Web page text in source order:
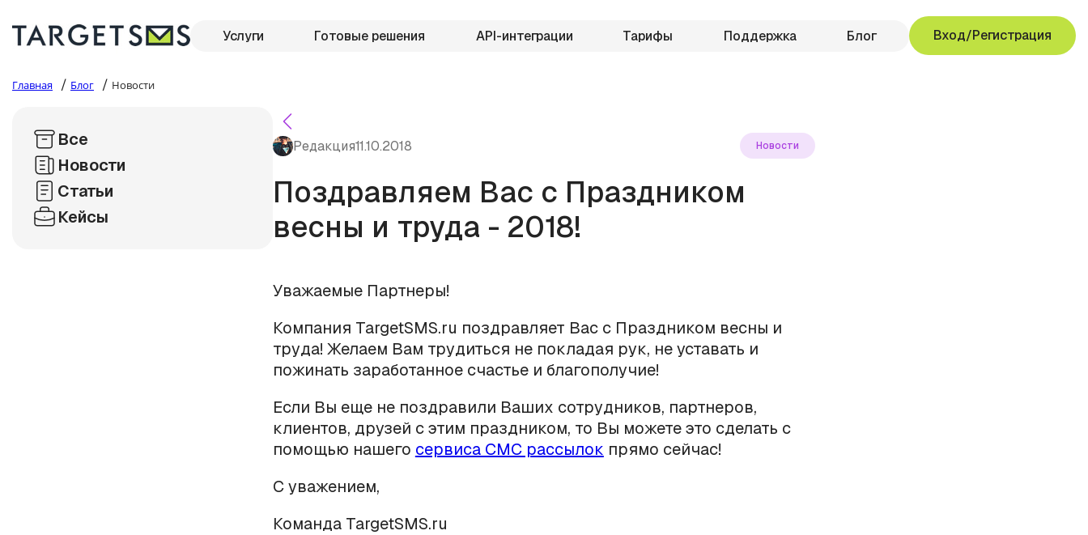
Услуги Готовые решения API-интеграции Тарифы Поддержка Блог Вход/Регистрация
Главная / Блог / Новости
Все
Новости
Статьи
Кейсы
Редакция11.10.2018 Новости
Поздравляем Вас с Праздником
весны и труда - 2018!
Уважаемые Партнеры!
Компания TargetSMS.ru поздравляет Вас с Праздником весны и
труда! Желаем Вам трудиться не покладая рук, не уставать и
пожинать заработанное счастье и благополучие!
Если Вы еще не поздравили Ваших сотрудников, партнеров,
клиентов, друзей с этим праздником, то Вы можете это сделать с
помощью нашего сервиса СМС рассылок прямо сейчас!
С уважением,
Команда TargetSMS.ru